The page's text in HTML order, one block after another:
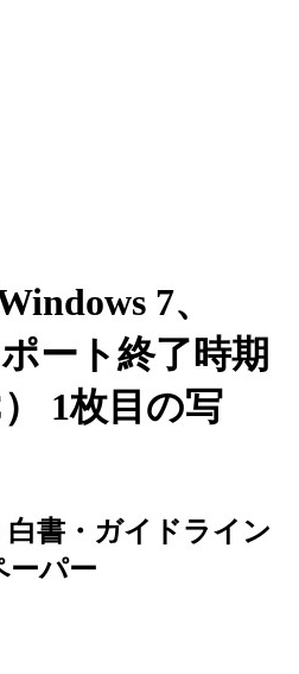
7、
ート終了時期
1枚目の写
書・ガイドライン
ーパー